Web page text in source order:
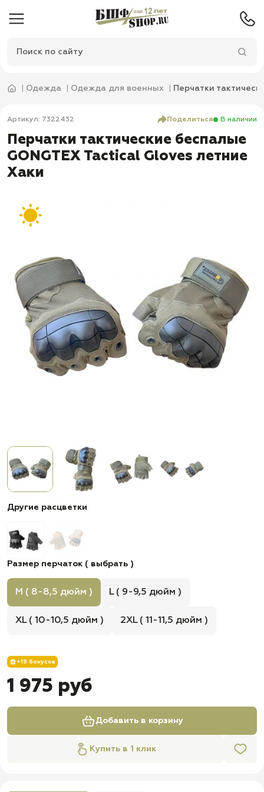
Одежда Одежда для военных Перчатки
Артикул: 7322432 Поделиться В наличии
Перчатки тактические беспалые
GONGTEX Tactical Gloves летние
Хаки
Другие расцветки
Размер перчаток ( выбрать )
M ( 8-8,5 дюйм ) L ( 9-9,5 дюйм )
XL ( 10-10,5 дюйм ) 2XL ( 11-11,5 дюйм )
+19 бонусов
1 975 руб
Добавить в корзину
Купить в 1 клик